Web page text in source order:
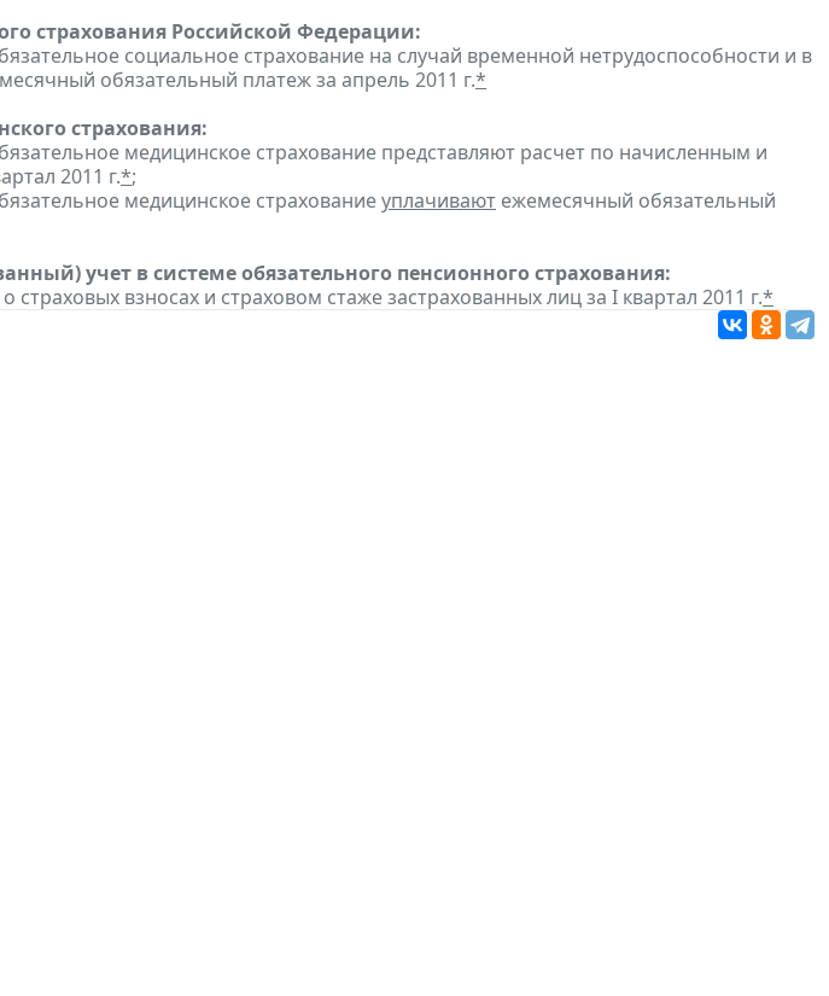
страхования Российской Федерации:
социальное страхование на случай временной нетрудоспособности и в
обязательный платеж за апрель 2011 г.*
страхования:
медицинское страхование представляют расчет по начисленным и
2011 г.*;
медицинское страхованиеуплачивают ежемесячный обязательный
учет в системе обязательного пенсионного страхования:
страховых взносах и страховом стаже застрахованных лиц за I квартал 2011 г.*